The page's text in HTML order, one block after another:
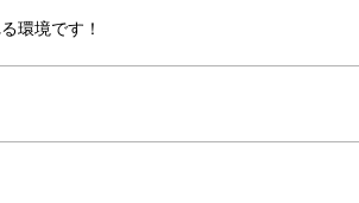
環境です！